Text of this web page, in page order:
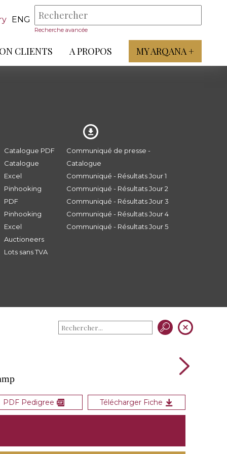
ENG
Recherche avancée
CLIENTS A PROPOS MY ARQANA +
Catalogue PDF
Catalogue
Excel
Pinhooking
PDF
Pinhooking
Excel
Auctioneers
Lots sans TVA
Communiqué de presse -
Catalogue
Communiqué - Résultats Jour 1
Communiqué - Résultats Jour 2
Communiqué - Résultats Jour 3
Communiqué - Résultats Jour 4
Communiqué - Résultats Jour 5
PDF Pedigree Télécharger Fiche